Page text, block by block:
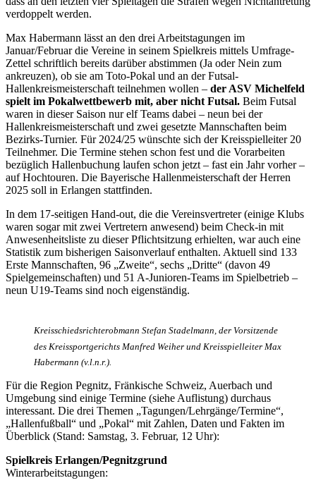
verdoppelt werden.
Max Habermann lässt an den drei Arbeitstagungen im
Januar/Februar die Vereine in seinem Spielkreis mittels Umfrage-
Zettel schriftlich bereits darüber abstimmen (Ja oder Nein zum
ankreuzen), ob sie am Toto-Pokal und an der Futsal-
Hallenkreismeisterschaft teilnehmen wollen – der ASV Michelfeld
spielt im Pokalwettbewerb mit, aber nicht Futsal. Beim Futsal
waren in dieser Saison nur elf Teams dabei – neun bei der
Hallenkreismeisterschaft und zwei gesetzte Mannschaften beim
Bezirks-Turnier. Für 2024/25 wünschte sich der Kreisspielleiter 20
Teilnehmer. Die Termine stehen schon fest und die Vorarbeiten
bezüglich Hallenbuchung laufen schon jetzt – fast ein Jahr vorher –
auf Hochtouren. Die Bayerische Hallenmeisterschaft der Herren
2025 soll in Erlangen stattfinden.
In dem 17-seitigen Hand-out, die die Vereinsvertreter (einige Klubs
waren sogar mit zwei Vertretern anwesend) beim Check-in mit
Anwesenheitsliste zu dieser Pflichtsitzung erhielten, war auch eine
Statistik zum bisherigen Saisonverlauf enthalten. Aktuell sind 133
Erste Mannschaften, 96 „Zweite“, sechs „Dritte“ (davon 49
Spielgemeinschaften) und 51 A-Junioren-Teams im Spielbetrieb –
neun U19-Teams sind noch eigenständig.
Kreisschiedsrichterobmann Stefan Stadelmann, der Vorsitzende
des Kreissportgerichts Manfred Weiher und Kreisspielleiter Max
Habermann (v.l.n.r.).
Für die Region Pegnitz, Fränkische Schweiz, Auerbach und
Umgebung sind einige Termine (siehe Auflistung) durchaus
interessant. Die drei Themen „Tagungen/Lehrgänge/Termine“,
„Hallenfußball“ und „Pokal“ mit Zahlen, Daten und Fakten im
Überblick (Stand: Samstag, 3. Februar, 12 Uhr):
Spielkreis Erlangen/Pegnitzgrund
Winterarbeitstagungen: